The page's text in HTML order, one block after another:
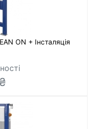
ON + Інсталяція